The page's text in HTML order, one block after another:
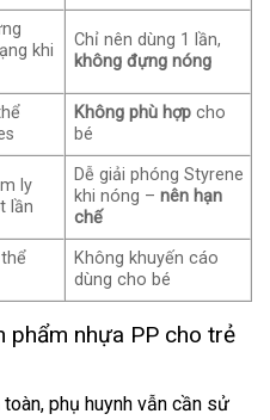
khi
Chỉ nên dùng 1 lần,
không đựng nóng
Không phù hợp cho
bé
ly
lần
Dễ giải phóng Styrene
khi nóng –nên hạn
chế
Không khuyến cáo
dùng cho bé
phẩm nhựa PP cho trẻ
phụ huynh vẫn cần sử